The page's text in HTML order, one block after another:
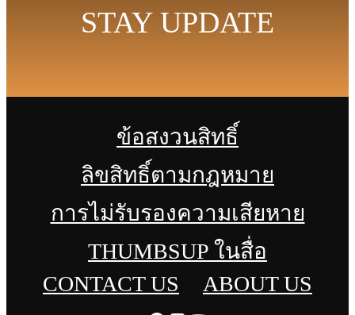
STAY UPDATE
ข้อสงวนสิทธิ์
ลิขสิทธิ์ตามกฎหมาย
การไม่รับรองความเสียหาย
THUMBSUP ในสื่อ
CONTACT US
ABOUT US